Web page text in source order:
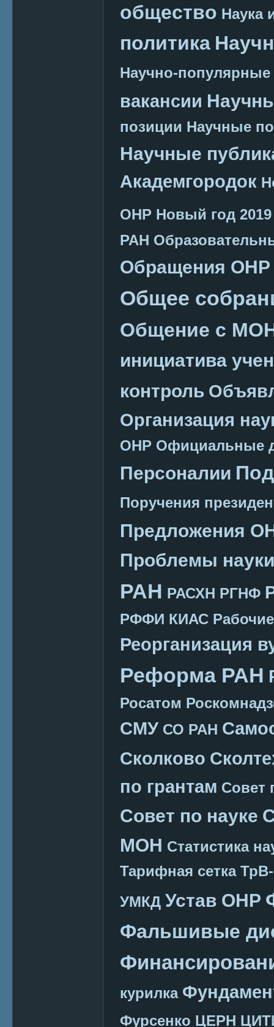
общество Наука
политика
Научно-
вакансии
позиции Научные
Научные
Академгородок
ОНР Новый год 2019
РАН
Обращения ОНР
Общее
Общение с
инициатива
контроль
Организация
ОНР Официальные
Персоналии
Поручения
Предложения
Проблемы науки
РАН РАСХН РГНФ
РФФИ КИАС
Реорганизация
Реформа РАН
Росатом
СМУ СО РАН
Сколково
по грантам Совет
Совет по науке
МОН Статистика
Тарифная сетка
УМКД Устав ОНР
Фальшивые
курилка
Фурсенко ЦЕРН